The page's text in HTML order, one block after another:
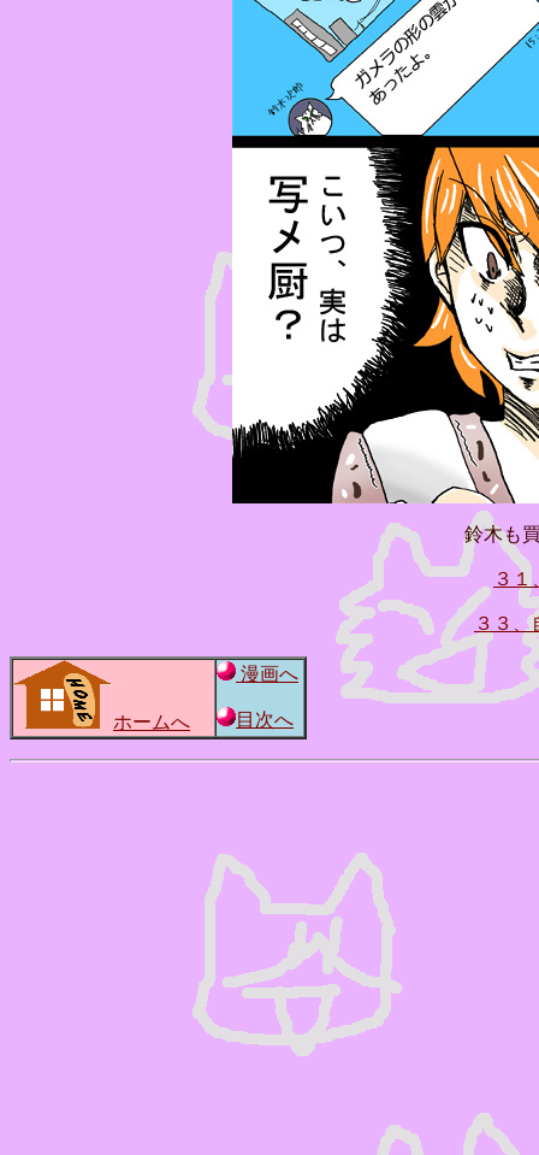
鈴木も
３
３３
ホームへ
漫画へ
目次へ